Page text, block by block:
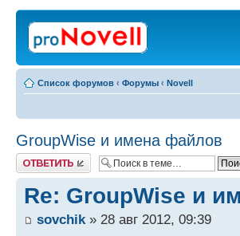
Список форумов ‹ Форумы ‹ Novell
GroupWise и имена файлов
Ответить
Re: GroupWise и
sovchik» 28 авг 2012, 09:39